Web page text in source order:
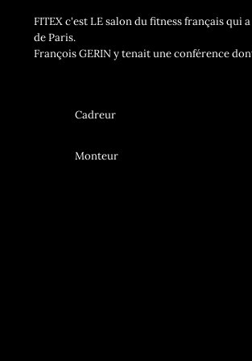
FITEX c'est LE salon du fitness français qui
de Paris.
François GERIN y tenait une conférence
Cadreur
Monteur